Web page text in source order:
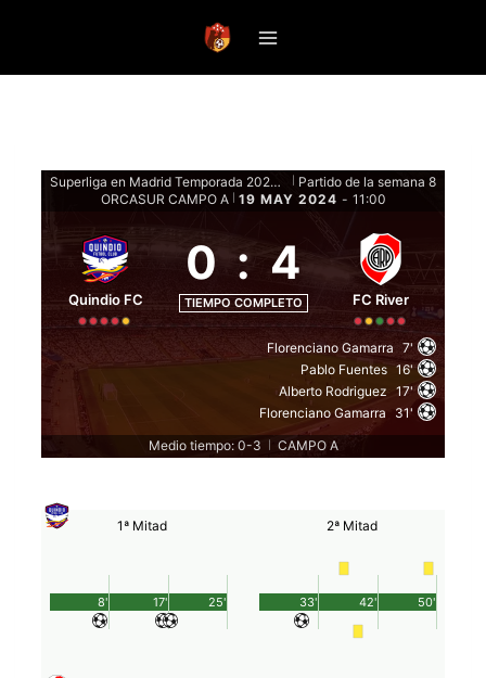
Superliga en Madrid Temporada 2024 - Fase de grupos
Partido de la semana 8
ORCASUR CAMPO A
19 MAY 2024 - 11:00
Quindio FC
0 : 4
TIEMPO COMPLETO FC River
Florenciano Gamarra 7'
Pablo Fuentes 16'
Alberto Rodriguez 17'
Florenciano Gamarra
31'
Medio tiempo: 0-3
CAMPO A
1ª Mitad
25'
8' 17'
2ª Mitad
50'
33' 42'